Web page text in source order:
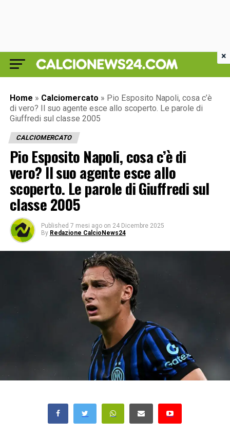
Home » Calciomercato » Pio Esposito Napoli, cosa c’è
di vero? Il suo agente esce allo scoperto. Le parole di
Giuffredi sul classe 2005
CALCIOMERCATO
Pio Esposito Napoli, cosa c’è di
vero? Il suo agente esce allo
scoperto. Le parole di Giuffredi sul
classe 2005
Published 7 mesi ago on 24 Dicembre 2025
By Redazione CalcioNews24
×